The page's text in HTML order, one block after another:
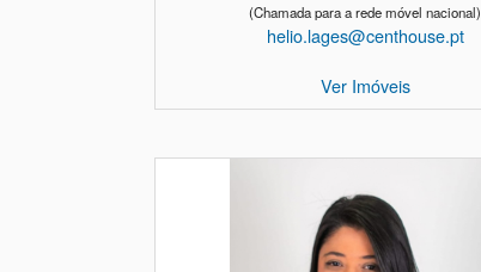
(Chamada para a rede móvel nacional)
helio.lages@centhouse.pt
Ver Imóveis